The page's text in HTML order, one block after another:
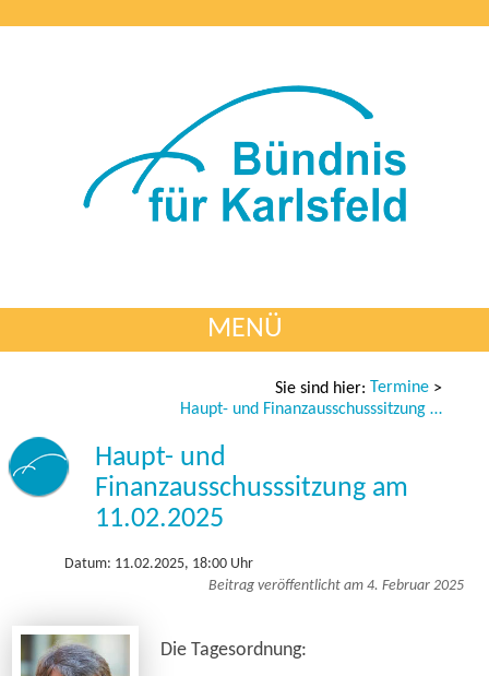
MENÜ
Sie sind hier: Termine >
Haupt- und Finanzausschusssitzung am 11.02.2025
Haupt- und
Finanzausschusssitzung am
11.02.2025
Datum: 11.02.2025, 18:00 Uhr
Beitrag veröffentlicht am 4. Februar 2025
Die Tagesordnung: